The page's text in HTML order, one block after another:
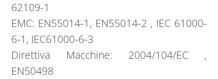
62109-1
EMC: EN55014-1, EN55014-2 , IEC 61000-
6-1, IEC61000-6-3
Direttiva Macchine: 2004/104/EC ,
EN50498